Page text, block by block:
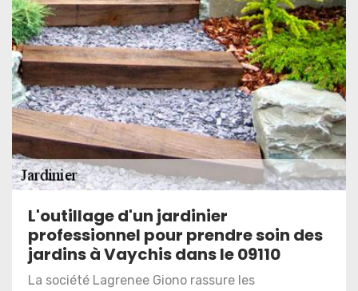
L'outillage d'un jardinier
professionnel pour prendre soin des
jardins à Vaychis dans le 09110
La société Lagrenee Giono rassure les